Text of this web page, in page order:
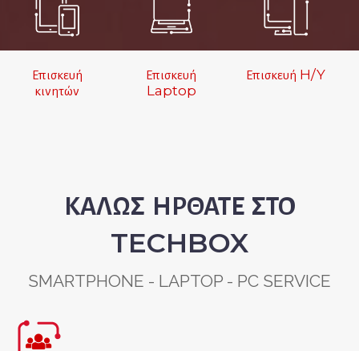
Επισκευή
κινητών
Επισκευή
Laptop
Επισκευή H/Y
ΚΑΛΩΣ ΗΡΘΑΤΕ ΣΤΟ
TECHBOX
SMARTPHONE - LAPTOP - PC SERVICE